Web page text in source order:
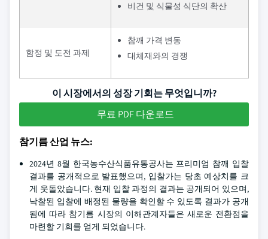
비건 및 식물성 식단의 확산
함정 및 도전 과제
참깨 가격 변동
대체재와의 경쟁
이 시장에서의 성장 기회는 무엇입니까?
무료 PDF 다운로드
참기름 산업 뉴스:
2024년 8월 한국농수산식품유통공사는 프리미엄 참깨 입찰
결과를 공개적으로 발표했으며, 입찰가는 당초 예상치를 크
게 웃돌았습니다. 현재 입찰 과정의 결과는 공개되어 있으며,
낙찰된 입찰에 배정된 물량을 확인할 수 있도록 결과가 공개
됨에 따라 참기름 시장의 이해관계자들은 새로운 전환점을
마련할 기회를 얻게 되었습니다.